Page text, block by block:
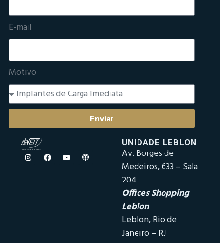
E-mail
Motivo
Enviar
UNIDADE LEBLON
Av. Borges de
Medeiros, 633 – Sala
204
Offices Shopping
Leblon
Leblon, Rio de
Janeiro – RJ